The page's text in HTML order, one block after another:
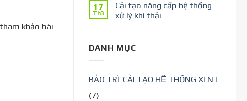
khảo bài
17
Th3
Cải tạo nâng cấp hệ thống
xử lý khí thải
DANH MỤC
BẢO TRÌ-CẢI TẠO HỆ THỐNG XLNT
(7)